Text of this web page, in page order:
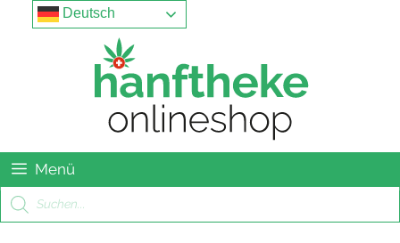
Springe
Menu
Menü
Products
search
Deutsch